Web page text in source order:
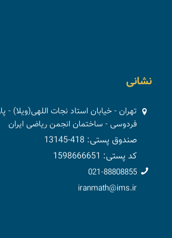
نشانی
تهران - خیابان استاد نجات اللهی(ویلا) -
فردوسی - ساختمان انجمن ریاضی ایران
صندوق پستی: 418-13145
کد پستی: 1598666651
021-88808855
iranmath@ims.ir